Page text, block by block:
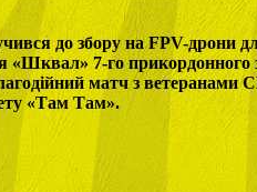
до збору на FPV-дрони
«Шквал» 7-го прикордонного
матч з ветеранами
«Там Там».